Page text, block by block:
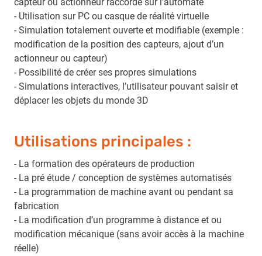
capteur ou actionneur raccordé sur l’automate
- Utilisation sur PC ou casque de réalité virtuelle
- Simulation totalement ouverte et modifiable (exemple :
modification de la position des capteurs, ajout d’un
actionneur ou capteur)
- Possibilité de créer ses propres simulations
- Simulations interactives, l’utilisateur pouvant saisir et
déplacer les objets du monde 3D
Utilisations principales :
- La formation des opérateurs de production
- La pré étude / conception de systèmes automatisés
- La programmation de machine avant ou pendant sa
fabrication
- La modification d’un programme à distance et ou
modification mécanique (sans avoir accès à la machine
réelle)